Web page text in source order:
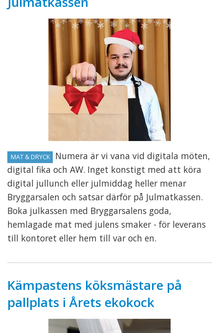
MAT & DRYCK
Numera är vi vana vid digitala möten,
digital fika och AW. Inget konstigt med att köra
digital jullunch eller julmiddag heller menar
Bryggarsalen och satsar därför på Julmatkassen.
Boka julkassen med Bryggarsalens goda,
hemlagade mat med julens smaker - för leverans
till kontoret eller hem till var och en.
Kämpastens köksmästare på
pallplats i Årets ekokock